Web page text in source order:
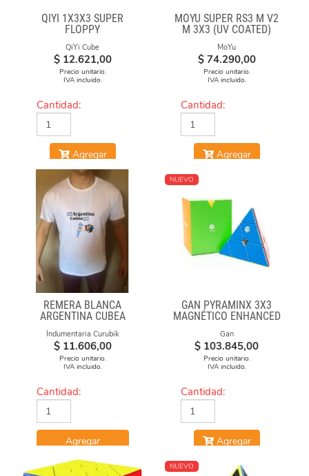
QIYI 1X3X3 SUPER
FLOPPY
QiYi Cube
$ 12.621,00
Precio unitario.
IVA incluido.
Cantidad:
Agregar
MOYU SUPER RS3 M V2
M 3X3 (UV COATED)
MoYu
$ 74.290,00
Precio unitario.
IVA incluido.
Cantidad:
Agregar
REMERA BLANCA
ARGENTINA CUBEA
Indumentaria Curubik
$ 11.606,00
Precio unitario.
IVA incluido.
Cantidad:
Agregar
NUEVO
GAN PYRAMINX 3X3
MAGNÉTICO ENHANCED
Gan
$ 103.845,00
Precio unitario.
IVA incluido.
Cantidad:
Agregar
NUEVO